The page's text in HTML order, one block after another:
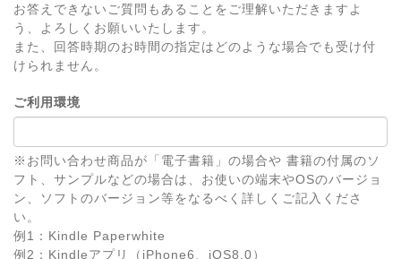
お答えできないご質問もあることをご理解いただきますよ
う、よろしくお願いいたします。
また、回答時期のお時間の指定はどのような場合でも受け付
けられません。
ご利用環境
※お問い合わせ商品が「電子書籍」の場合や 書籍の付属のソ
フト、サンプルなどの場合は、お使いの端末やOSのバージョ
ン、ソフトのバージョン等をなるべく詳しくご記入くださ
い。
例1：Kindle Paperwhite
例2：Kindleアプリ（iPhone6、iOS8.0）